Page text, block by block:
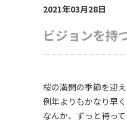
2021年03月28日
ビジョンを持
桜の満開の季節を迎え
例年よりもかなり早
なんか、ずっと待っ